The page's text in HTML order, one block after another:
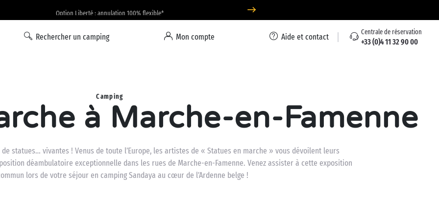
Option Liberté : annulation 100% flexible*
Rechercher un camping Mon compte Aide et contact Centrale de réservation
+33 (0)4 11 32 90 00
Camping
à Marche-en-Famenne
statues… vivantes ! Venus de toute l’Europe, les artistes de « Statues en marche » vous dévoilent leurs
déambulatoire exceptionnelle dans les rues de Marche-en-Famenne. Venez assister à cette exposition
lors de votre séjour en camping Sandaya au cœur de l’Ardenne belge !